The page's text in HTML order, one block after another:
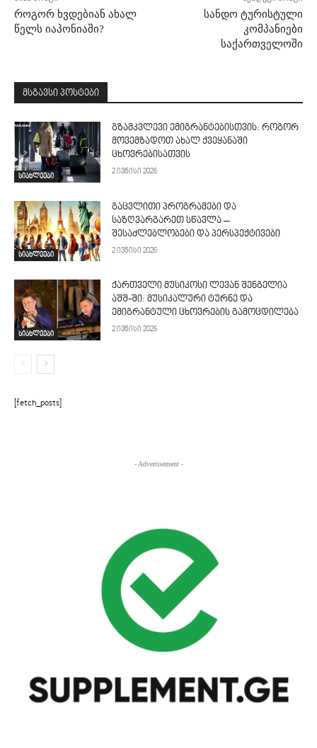
როგორ ხვდებიან ახალ
წელს იაპონიაში?
სანდო ტურისტული
კომპანიები
საქართველოში
მსგავსი პოსტები
სიახლეები
გზამკვლევი ემიგრანტებისთვის: როგორ
მოვემზადოთ ახალ ქვეყანაში
ცხოვრებისათვის
2 ივნისი 2026
სიახლეები
გაცვლითი პროგრამები და
საზღვარგარეთ სწავლა –
შესაძლებლობები და პერსპექტივები
2 ივნისი 2026
სიახლეები
ქართველი მუსიკოსი ლევან შენგელია
აშშ-ში: მუსიკალური ტურნე და
ემიგრანტული ცხოვრების გამოცდილება
2 ივნისი 2026
[fetch_posts]
- Advertisement -